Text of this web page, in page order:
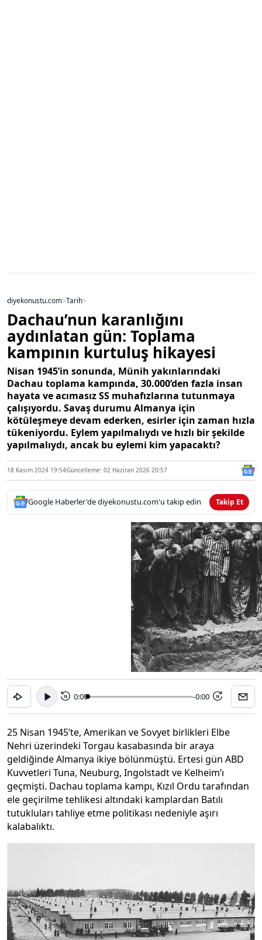
diyekonustu.com>Tarih>
Dachau’nun karanlığını
aydınlatan gün: Toplama
kampının kurtuluş hikayesi
Nisan 1945’in sonunda, Münih yakınlarındaki
Dachau toplama kampında, 30.000’den fazla insan
hayata ve acımasız SS muhafızlarına tutunmaya
çalışıyordu. Savaş durumu Almanya için
kötüleşmeye devam ederken, esirler için zaman hızla
tükeniyordu. Eylem yapılmalıydı ve hızlı bir şekilde
yapılmalıydı, ancak bu eylemi kim yapacaktı?
18 Kasım 2024 19:54Güncelleme: 02 Haziran 2026 20:57
Google Haberler'de diyekonustu.com'u takip edin Takip Et
15 0:00 -0:00 15
25 Nisan 1945’te, Amerikan ve Sovyet birlikleri Elbe
Nehri üzerindeki Torgau kasabasında bir araya
geldiğinde Almanya ikiye bölünmüştü. Ertesi gün ABD
Kuvvetleri Tuna, Neuburg, Ingolstadt ve Kelheim’ı
geçmişti. Dachau toplama kampı, Kızıl Ordu tarafından
ele geçirilme tehlikesi altındaki kamplardan Batılı
tutukluları tahliye etme politikası nedeniyle aşırı
kalabalıktı.